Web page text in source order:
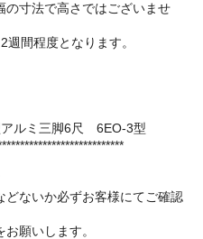
寸法で高さではございませ
間程度となります。
アルミ三脚6尺 6EO-3型
ないか必ずお客様にてご確認
願いします。